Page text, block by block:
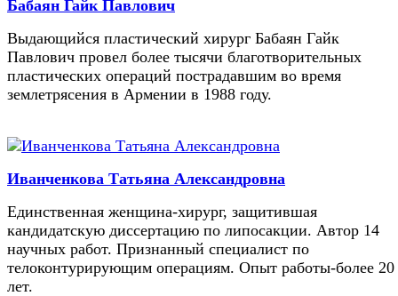
Бабаян Гайк Павлович
Выдающийся пластический хирург Бабаян Гайк
Павлович провел более тысячи благотворительных
пластических операций пострадавшим во время
землетрясения в Армении в 1988 году.
Иванченкова Татьяна Александровна
Единственная женщина-хирург, защитившая
кандидатскую диссертацию по липосакции. Автор 14
научных работ. Признанный специалист по
телоконтурирующим операциям. Опыт работы-более 20
лет.